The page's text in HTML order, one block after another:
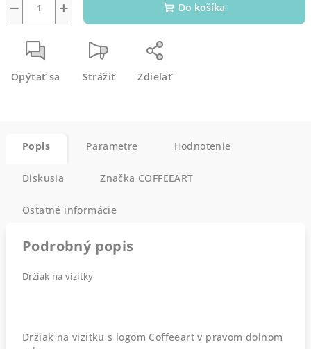
+
− Do košíka
Opýtať sa Strážiť Zdieľať
Popis Parametre Hodnotenie
Diskusia Značka COFFEEART
Ostatné informácie
Podrobný popis
Držiak na vizitky
Držiak na vizitku s logom Coffeeart v pravom dolnom